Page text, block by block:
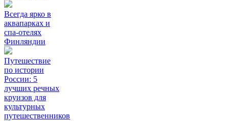
Всегда ярко в
аквапарках и
спа-отелях
Финляндии
Путешествие
по истории
России: 5
лучших речных
круизов для
культурных
путешественников